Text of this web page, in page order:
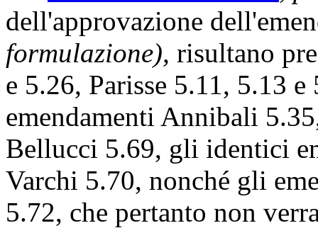
dell'approvazione
formulazione), risultano
e 5.26, Parisse 5.11, 5.13
emendamenti Annibali
Bellucci 5.69, gli identici
Varchi 5.70, nonché gli
5.72, che pertanto non